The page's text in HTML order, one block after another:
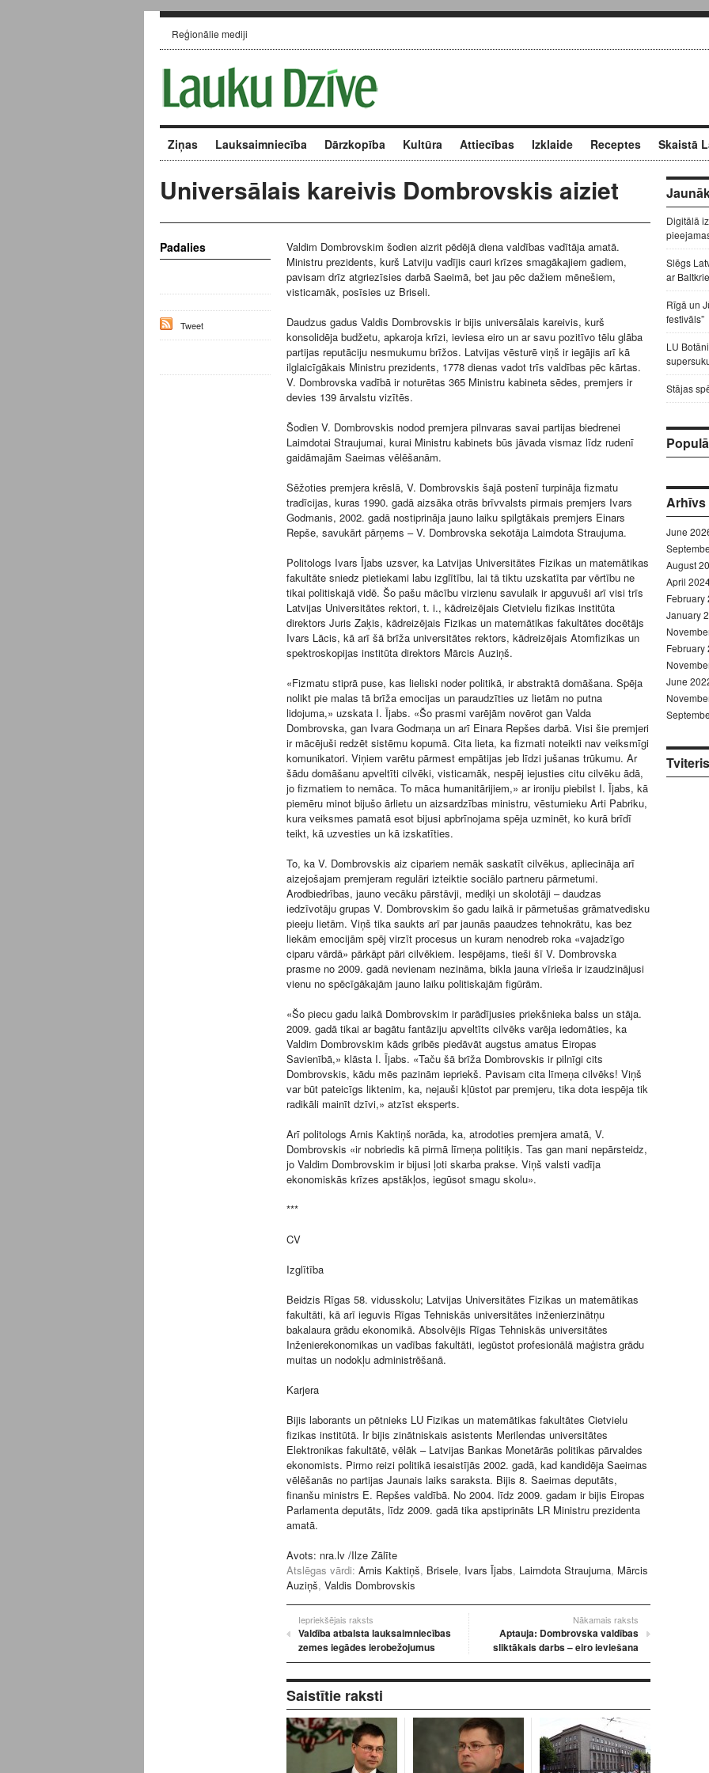
Reģionālie mediji
Ziņas Lauksaimniecība Dārzkopība Kultūra Attiecības Izklaide Receptes Skaistā
Universālais kareivis Dombrovskis aiziet
Valdim Dombrovskim šodien aizrit pēdējā diena valdības vadītāja amatā.
Ministru prezidents, kurš Latviju vadījis cauri krīzes smagākajiem gadiem,
pavisam drīz atgriezīsies darbā Saeimā, bet jau pēc dažiem mēnešiem,
visticamāk, posīsies uz Briseli.
Daudzus gadus Valdis Dombrovskis ir bijis universālais kareivis, kurš
konsolidēja budžetu, apkaroja krīzi, ieviesa eiro un ar savu pozitīvo tēlu glāba
partijas reputāciju nesmukumu brīžos. Latvijas vēsturē viņš ir iegājis arī kā
ilglaicīgākais Ministru prezidents, 1778 dienas vadot trīs valdības pēc kārtas.
V. Dombrovska vadībā ir noturētas 365 Ministru kabineta sēdes, premjers ir
devies 139 ārvalstu vizītēs.
Šodien V. Dombrovskis nodod premjera pilnvaras savai partijas biedrenei
Laimdotai Straujumai, kurai Ministru kabinets būs jāvada vismaz līdz rudenī
gaidāmajām Saeimas vēlēšanām.
Sēžoties premjera krēslā, V. Dombrovskis šajā postenī turpināja fizmatu
tradīcijas, kuras 1990. gadā aizsāka otrās brīvvalsts pirmais premjers Ivars
Godmanis, 2002. gadā nostiprināja jauno laiku spilgtākais premjers Einars
Repše, savukārt pārņems – V. Dombrovska sekotāja Laimdota Straujuma.
Politologs Ivars Ījabs uzsver, ka Latvijas Universitātes Fizikas un matemātikas
fakultāte sniedz pietiekami labu izglītību, lai tā tiktu uzskatīta par vērtību ne
tikai politiskajā vidē. Šo pašu mācību virzienu savulaik ir apguvuši arī visi trīs
Latvijas Universitātes rektori, t. i., kādreizējais Cietvielu fizikas institūta
direktors Juris Zaķis, kādreizējais Fizikas un matemātikas fakultātes docētājs
Ivars Lācis, kā arī šā brīža universitātes rektors, kādreizējais Atomfizikas un
spektroskopijas institūta direktors Mārcis Auziņš.
«Fizmatu stiprā puse, kas lieliski noder politikā, ir abstraktā domāšana. Spēja
nolikt pie malas tā brīža emocijas un paraudzīties uz lietām no putna
lidojuma,» uzskata I. Ījabs. «Šo prasmi varējām novērot gan Valda
Dombrovska, gan Ivara Godmaņa un arī Einara Repšes darbā. Visi šie premjeri
ir mācējuši redzēt sistēmu kopumā. Cita lieta, ka fizmati noteikti nav veiksmīgi
komunikatori. Viņiem varētu pārmest empātijas jeb līdzi jušanas trūkumu. Ar
šādu domāšanu apveltīti cilvēki, visticamāk, nespēj iejusties citu cilvēku ādā,
jo fizmatiem to nemāca. To māca humanitārijiem,» ar ironiju piebilst I. Ījabs, kā
piemēru minot bijušo ārlietu un aizsardzības ministru, vēsturnieku Arti Pabriku,
kura veiksmes pamatā esot bijusi apbrīnojama spēja uzminēt, ko kurā brīdī
teikt, kā uzvesties un kā izskatīties.
To, ka V. Dombrovskis aiz cipariem nemāk saskatīt cilvēkus, apliecināja arī
aizejošajam premjeram regulāri izteiktie sociālo partneru pārmetumi.
Arodbiedrības, jauno vecāku pārstāvji, mediķi un skolotāji – daudzas
iedzīvotāju grupas V. Dombrovskim šo gadu laikā ir pārmetušas grāmatvedisku
pieeju lietām. Viņš tika saukts arī par jaunās paaudzes tehnokrātu, kas bez
liekām emocijām spēj virzīt procesus un kuram nenodreb roka «vajadzīgo
ciparu vārdā» pārkāpt pāri cilvēkiem. Iespējams, tieši šī V. Dombrovska
prasme no 2009. gadā nevienam nezināma, bikla jauna vīrieša ir izaudzinājusi
vienu no spēcīgākajām jauno laiku politiskajām figūrām.
«Šo piecu gadu laikā Dombrovskim ir parādījusies priekšnieka balss un stāja.
2009. gadā tikai ar bagātu fantāziju apveltīts cilvēks varēja iedomāties, ka
Valdim Dombrovskim kāds gribēs piedāvāt augstus amatus Eiropas
Savienībā,» klāsta I. Ījabs. «Taču šā brīža Dombrovskis ir pilnīgi cits
Dombrovskis, kādu mēs pazinām iepriekš. Pavisam cita līmeņa cilvēks! Viņš
var būt pateicīgs liktenim, ka, nejauši kļūstot par premjeru, tika dota iespēja tik
radikāli mainīt dzīvi,» atzīst eksperts.
Arī politologs Arnis Kaktiņš norāda, ka, atrodoties premjera amatā, V.
Dombrovskis «ir nobriedis kā pirmā līmeņa politiķis. Tas gan mani nepārsteidz,
jo Valdim Dombrovskim ir bijusi ļoti skarba prakse. Viņš valsti vadīja
ekonomiskās krīzes apstākļos, iegūsot smagu skolu».
***
CV
Izglītība
Beidzis Rīgas 58. vidusskolu; Latvijas Universitātes Fizikas un matemātikas
fakultāti, kā arī ieguvis Rīgas Tehniskās universitātes inženierzinātņu
bakalaura grādu ekonomikā. Absolvējis Rīgas Tehniskās universitātes
Inženierekonomikas un vadības fakultāti, iegūstot profesionālā maģistra grādu
muitas un nodokļu administrēšanā.
Karjera
Bijis laborants un pētnieks LU Fizikas un matemātikas fakultātes Cietvielu
fizikas institūtā. Ir bijis zinātniskais asistents Merilendas universitātes
Elektronikas fakultātē, vēlāk – Latvijas Bankas Monetārās politikas pārvaldes
ekonomists. Pirmo reizi politikā iesaistījās 2002. gadā, kad kandidēja Saeimas
vēlēšanās no partijas Jaunais laiks saraksta. Bijis 8. Saeimas deputāts,
finanšu ministrs E. Repšes valdībā. No 2004. līdz 2009. gadam ir bijis Eiropas
Parlamenta deputāts, līdz 2009. gadā tika apstiprināts LR Ministru prezidenta
amatā.
Avots: nra.lv /Ilze Zālīte
Atslēgas vārdi: Arnis Kaktiņš, Brisele, Ivars Ījabs, Laimdota Straujuma, Mārcis
Auziņš, Valdis Dombrovskis
Iepriekšējais raksts
Valdība atbalsta lauksaimniecības
zemes iegādes ierobežojumus
Nākamais raksts
Aptauja: Dombrovska valdības
sliktākais darbs – eiro ieviešana
Saistītie raksti
Padalies
Tweet
Digitālā
Slēgs
ar
Rīgā un
festivāls”
LU
Stājas
Arhīvs
June
August
April
February
January
February
June
Tviteris